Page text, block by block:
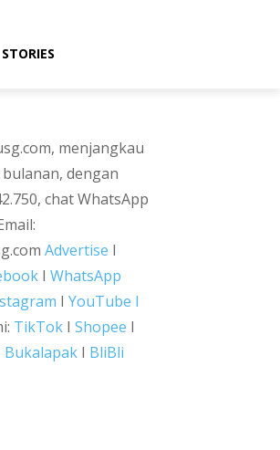
STORIES
menjangkau
dengan
chat WhatsApp
Advertise I
I WhatsApp
I YouTube I
TikTok I Shopee I
Bukalapak I BliBli